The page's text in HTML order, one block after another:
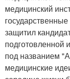
медицинский
защитил
подготовленной
под названием
медицинские